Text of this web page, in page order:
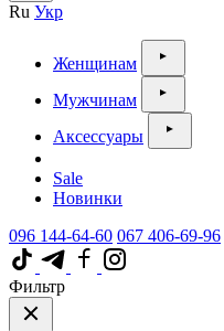
Ru Укр
Женщинам
Мужчинам
Аксессуары
Sale
Новинки
096 144-64-60 067 406-69-96
Фильтр